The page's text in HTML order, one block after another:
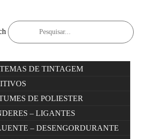
DE TINTAGEM
DE POLIESTER
– LIGANTES
– DESENGORDURANTE